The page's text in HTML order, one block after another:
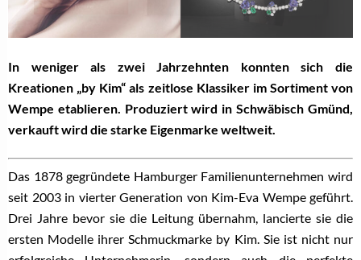
In weniger als zwei Jahrzehnten konnten sich die
Kreationen „by Kim“ als zeitlose Klassiker im Sortiment von
Wempe etablieren. Produziert wird in Schwäbisch Gmünd,
verkauft wird die starke Eigenmarke weltweit.
Das 1878 gegründete Hamburger Familienunternehmen wird
seit 2003 in vierter Generation von Kim-Eva Wempe geführt.
Drei Jahre bevor sie die Leitung übernahm, lancierte sie die
ersten Modelle ihrer Schmuckmarke by Kim. Sie ist nicht nur